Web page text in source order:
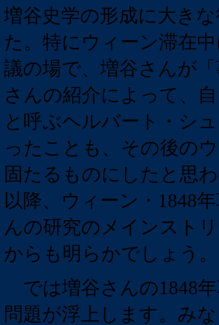
増谷史学の形成に大き
た。特にウィーン滞在
議の場で、増谷さんが
さんの紹介によって、
と呼ぶヘルバート・シ
ったことも、その後の
固たるものにしたと思
以降、ウィーン・1848
んの研究のメインスト
からも明らかでしょう。
では増谷さんの1848
問題が浮上します。み